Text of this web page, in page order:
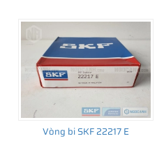
Vòng bi SKF 22217 E